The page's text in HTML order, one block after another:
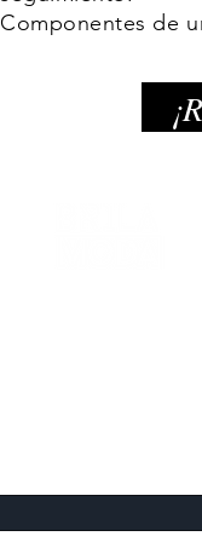
Componentes de